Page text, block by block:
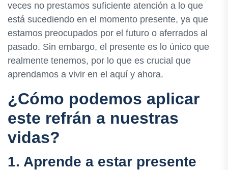
veces no prestamos suficiente atención a lo que
está sucediendo en el momento presente, ya que
estamos preocupados por el futuro o aferrados al
pasado. Sin embargo, el presente es lo único que
realmente tenemos, por lo que es crucial que
aprendamos a vivir en el aquí y ahora.
¿Cómo podemos aplicar
este refrán a nuestras
vidas?
1. Aprende a estar presente